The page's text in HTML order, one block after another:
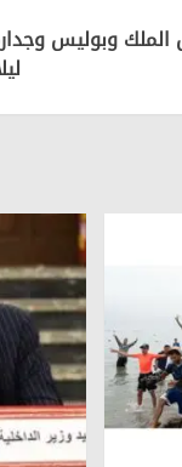
وبوليس